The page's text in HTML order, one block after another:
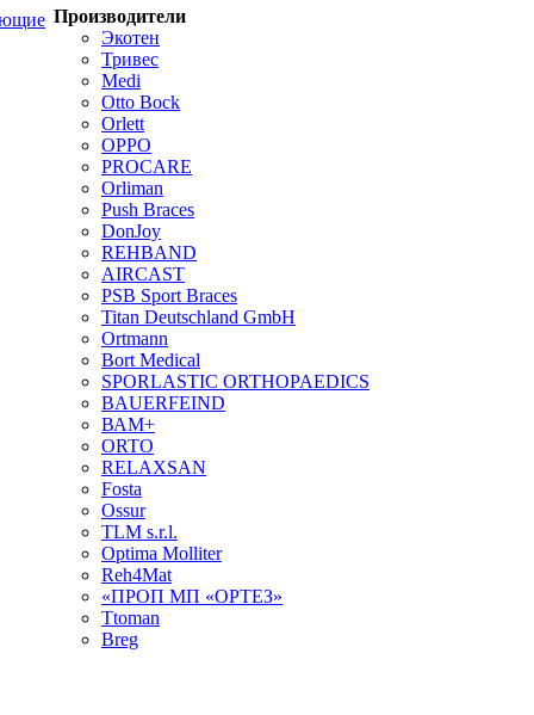
Производители
Экотен
Тривес
Medi
Otto Bock
Orlett
OPPO
PROCARE
Orliman
Push Braces
DonJoy
REHBAND
AIRCAST
PSB Sport Braces
Titan Deutschland GmbH
Ortmann
Bort Medical
SPORLASTIC ORTHOPAEDICS
BAUERFEIND
ВАМ+
ORTO
RELAXSAN
Fosta
Ossur
TLM s.r.l.
Optima Molliter
Reh4Mat
«ПРОП МП «ОРТЕЗ»
Ttoman
Breg